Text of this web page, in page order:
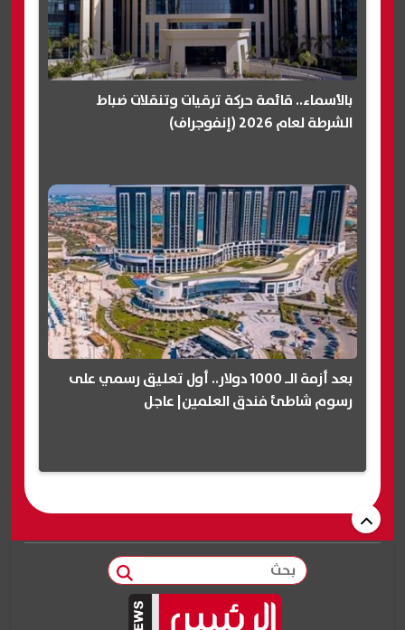
بالأسماء.. قائمة حركة ترقيات وتنقلات ضباط
الشرطة لعام 2026 (إنفوجراف)
بعد أزمة الـ 1000 دولار.. أول تعليق رسمي على
رسوم شاطئ فندق العلمين| عاجل
بحث